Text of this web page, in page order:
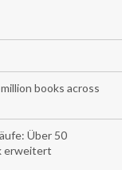
books across
Über 50
erweitert